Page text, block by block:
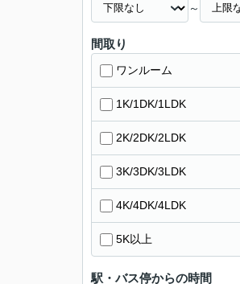
～
間取り
ワンルーム
1K/1DK/1LDK
2K/2DK/2LDK
3K/3DK/3LDK
4K/4DK/4LDK
5K以上
駅・バス停からの時間